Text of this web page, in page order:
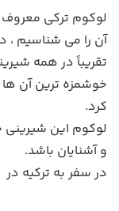
آن را می شناسیم ،
تقریباً در همه
خوشمزه ترین آن ها
کرد.
لوکوم این
و آشنایان باشد.
در سفر به ترکیه در